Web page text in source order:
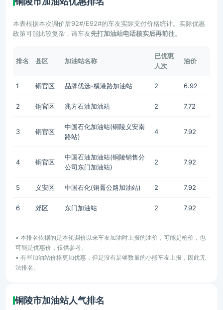
本表根据本次调价后92#/E92#的车友实际支付价格统计。实际优惠
政策可能比较复杂，请车友先打加油站电话核实后再前往。
排名 县区 加油站名称
已优惠
人次
油价
1 铜官区 品牌优选-横港路加油站 2 6.92
2 铜官区 兆方石油加油站 2 7.72
3 铜官区
中国石化加油站(铜陵义安南
路站)
4 7.92
4 铜官区
中国石油加油站(铜陵销售分
公司东门加油站)
2 7.92
5 义安区 中国石化(铜胥公路加油站) 2 7.92
6 郊区 东门加油站 2 7.92
• 本排名依据的是本轮调价以来车友加油时上报的油价，可能是枪价，也
可能是优惠价，仅供参考。
• 有些加油站价格更加优惠，但是没有足够数量的小熊车友上报，因此无
法排名。
铜陵市加油站人气排名